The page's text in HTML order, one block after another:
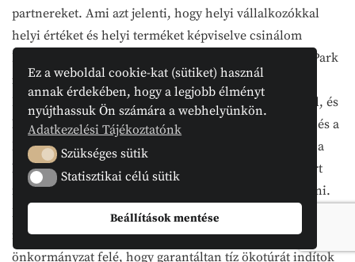
partnereket. Ami azt jelenti, hogy helyi vállalkozókkal
helyi értéket és helyi terméket képviselve csinálom
Leader szellemiségben. A Balaton-Felvidéki Nemzeti Park
igazgatóságához tartozik a Magas-Bakony Tájvédelmi
Körzet, tehát Bakonyszentkirály, Csesznek, Bakonybél, és
ha jól sikerülnek a tárgyalások, akkor a Fertő-Hanság és a
Neusiedler See – Seewinkel Nemzeti Parkok után már a
harmadik Nemzeti Parkkal leszek leszerződve. Ez azért
fontos, mert közös együttműködésben lehet jól csinálni.
Mariska néni házát, ezt az információs pontot Hegykőn,
megbízási szerződéssel csinálom. Azt vállaltam az
önkormányzat felé, hogy garantáltan tíz ökotúrát indítok
Ez a weboldal cookie-kat (sütiket) használ
annak érdekében, hogy a legjobb élményt
nyújthassuk Ön számára a webhelyünkön.
Adatkezelési Tájékoztatónk
Szükséges sütik
Szükséges sütik
Statisztikai célú sütik
Statisztikai célú sütik
Beállítások mentése